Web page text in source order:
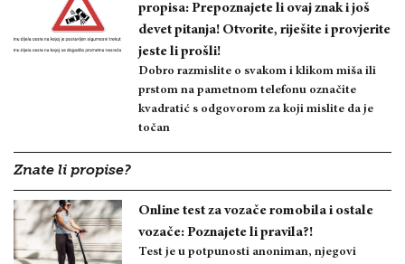
propisa: Prepoznajete li ovaj znak i još
devet pitanja! Otvorite, riješite i provjerite
jeste li prošli!
Dobro razmislite o svakom i klikom miša ili
prstom na pametnom telefonu označite
kvadratić s odgovorom za koji mislite da je
točan
Znate li propise?
Online test za vozače romobila i ostale
vozače: Poznajete li pravila?!
Test je u potpunosti anoniman, njegovi